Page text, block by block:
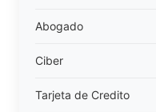
Abogado
Ciber
Tarjeta de Credito